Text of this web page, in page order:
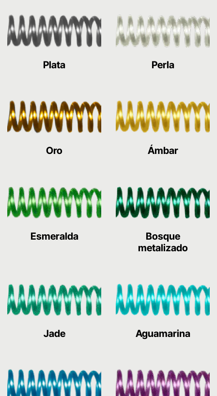
Plata Perla
Oro Ámbar
Esmeralda
Bosque
metalizado
Jade Aguamarina